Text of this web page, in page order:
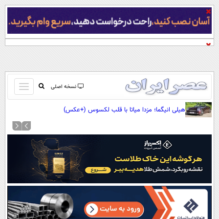
نسخه اصلی
باز
و
کردن
صفحه اول
آرشیو
نظرسنجی
آب و هوا
اوقات شرعی
سواد زندگی
هیلی انیگما؛ مزدا میاتا با قلب لکسوس (+عکس)